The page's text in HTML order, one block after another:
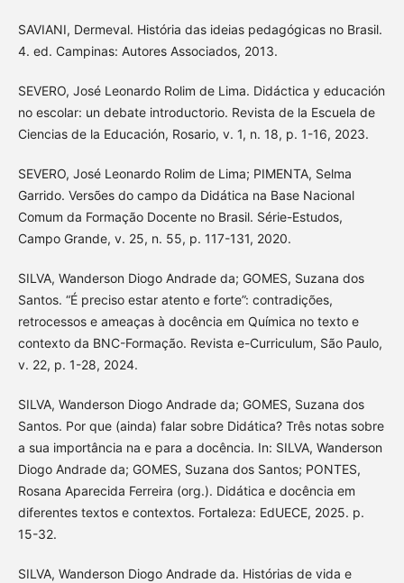
SAVIANI, Dermeval. História das ideias pedagógicas no Brasil.
4. ed. Campinas: Autores Associados, 2013.
SEVERO, José Leonardo Rolim de Lima. Didáctica y educación
no escolar: un debate introductorio. Revista de la Escuela de
Ciencias de la Educación, Rosario, v. 1, n. 18, p. 1-16, 2023.
SEVERO, José Leonardo Rolim de Lima; PIMENTA, Selma
Garrido. Versões do campo da Didática na Base Nacional
Comum da Formação Docente no Brasil. Série-Estudos,
Campo Grande, v. 25, n. 55, p. 117-131, 2020.
SILVA, Wanderson Diogo Andrade da; GOMES, Suzana dos
Santos. “É preciso estar atento e forte”: contradições,
retrocessos e ameaças à docência em Química no texto e
contexto da BNC-Formação. Revista e-Curriculum, São Paulo,
v. 22, p. 1-28, 2024.
SILVA, Wanderson Diogo Andrade da; GOMES, Suzana dos
Santos. Por que (ainda) falar sobre Didática? Três notas sobre
a sua importância na e para a docência. In: SILVA, Wanderson
Diogo Andrade da; GOMES, Suzana dos Santos; PONTES,
Rosana Aparecida Ferreira (org.). Didática e docência em
diferentes textos e contextos. Fortaleza: EdUECE, 2025. p.
15-32.
SILVA, Wanderson Diogo Andrade da. Histórias de vida e